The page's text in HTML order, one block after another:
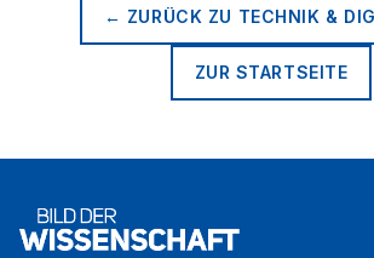
← ZURÜCK ZU TECHNIK &
ZUR STARTSEITE